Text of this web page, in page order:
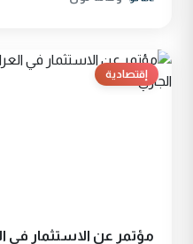
إقتصادية
مؤتمر عن الاستثمار في